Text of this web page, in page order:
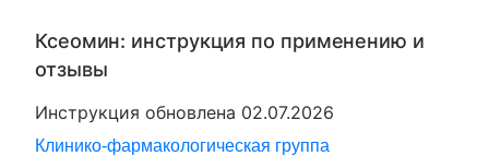
Ксеомин: инструкция по применению и
отзывы
Инструкция обновлена 02.07.2026
Клинико-фармакологическая группа